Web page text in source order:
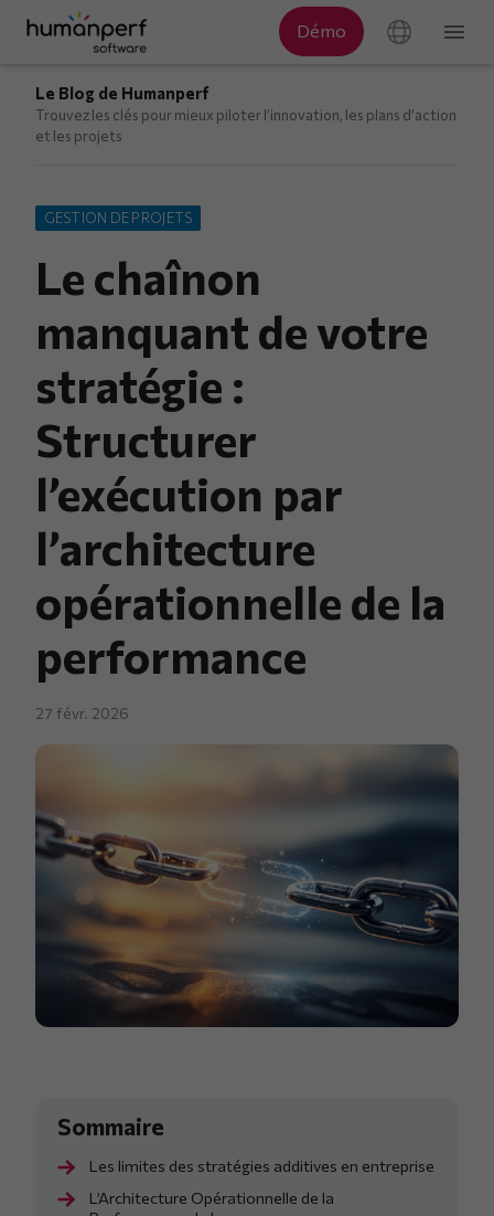
Le Blog de Humanperf
Trouvez les clés pour mieux piloter l’innovation, les plans d’action
et les projets
GESTION DE PROJETS
Le chaînon
manquant de votre
stratégie :
Structurer
l’exécution par
l’architecture
opérationnelle de la
performance
27 févr. 2026
Les limites des stratégies additives en entreprise
L’Architecture Opérationnelle de la